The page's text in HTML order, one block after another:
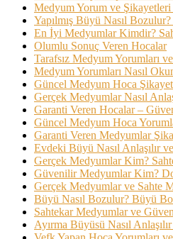
Medyum Yorum ve
Yapılmış Büyü Nasıl
En İyi Medyumlar Kimdir?
Olumlu Sonuç Veren Hocalar
Tarafsız Medyum Yorumları
Medyum Yorumları Nasıl
Güncel Medyum Hoca
Gerçek Medyumlar Nasıl
Garanti Veren Hocalar –
Güncel Medyum Hoca
Garanti Veren Medyumlar
Evdeki Büyü Nasıl Anlaşılır
Gerçek Medyumlar Kim?
Güvenilir Medyumlar Kim?
Gerçek Medyumlar ve Sahte
Büyü Nasıl Bozulur? Büyü
Sahtekar Medyumlar ve
Ayırma Büyüsü Nasıl